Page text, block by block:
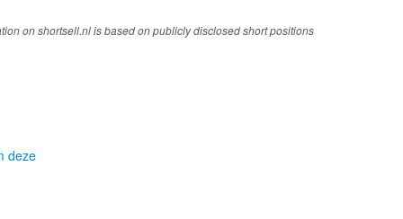
on shortsell.nl is based on publicly disclosed short positions
deze